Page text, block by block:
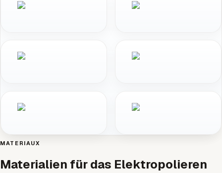
MATERIAUX
Materialien für das Elektropolieren